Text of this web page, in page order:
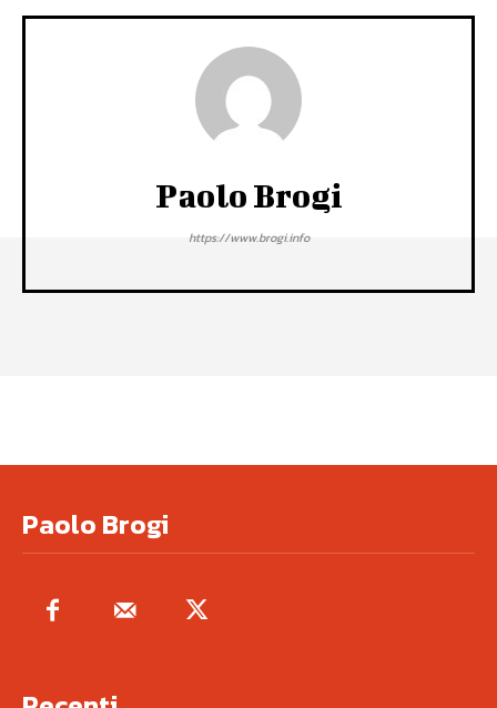
Paolo Brogi
https://www.brogi.info
Paolo Brogi